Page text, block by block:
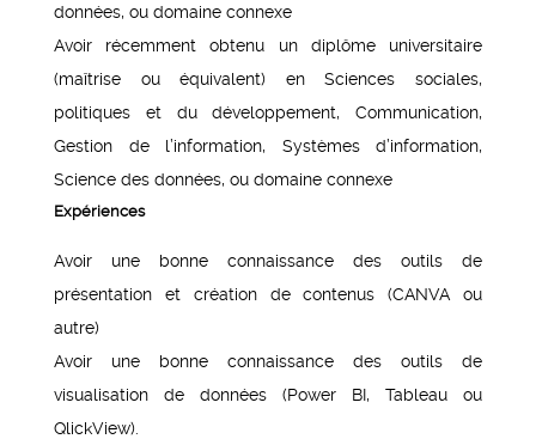
données, ou domaine connexe
Avoir récemment obtenu un diplôme universitaire
(maîtrise ou équivalent) en Sciences sociales,
politiques et du développement, Communication,
Gestion de l’information, Systèmes d’information,
Science des données, ou domaine connexe
Expériences
Avoir une bonne connaissance des outils de
présentation et création de contenus (CANVA ou
autre)
Avoir une bonne connaissance des outils de
visualisation de données (Power BI, Tableau ou
QlickView).